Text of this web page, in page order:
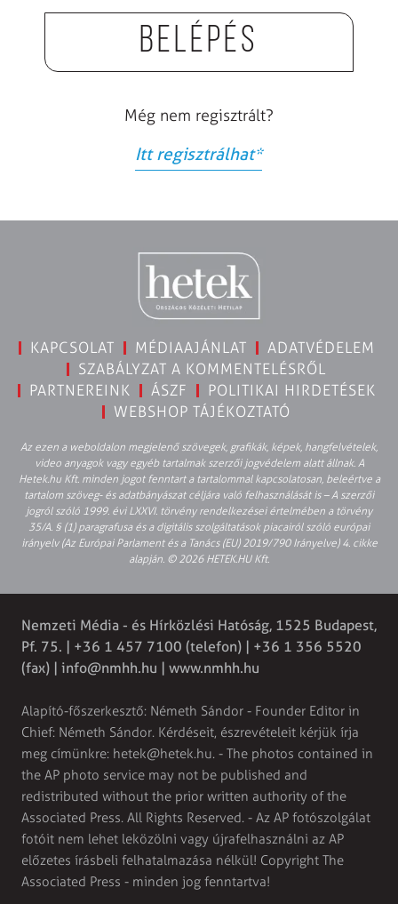
Belépés
Még nem regisztrált?
Itt regisztrálhat*
KAPCSOLAT MÉDIAAJÁNLAT
ADATVÉDELEM
SZABÁLYZAT A KOMMENTELÉSRŐL
PARTNEREINK
ÁSZF
POLITIKAI HIRDETÉSEK
WEBSHOP TÁJÉKOZTATÓ
Az ezen a weboldalon megjelenő szövegek, grafikák, képek, hangfelvételek,
video anyagok vagy egyéb tartalmak szerzői jogvédelem alatt állnak. A
Hetek.hu Kft. minden jogot fenntart a tartalommal kapcsolatosan, beleértve a
tartalom szöveg- és adatbányászat céljára való felhasználását is – A szerzői
jogról szóló 1999. évi LXXVI. törvény rendelkezései értelmében a törvény
35/A. § (1) paragrafusa és a digitális szolgáltatások piacairól szóló európai
irányelv (Az Európai Parlament és a Tanács (EU) 2019/790 Irányelve) 4. cikke
alapján. © 2026 HETEK.HU Kft.
Nemzeti Média - és Hírközlési Hatóság, 1525 Budapest,
Pf. 75. | +36 1 457 7100 (telefon) | +36 1 356 5520
(fax) | info@nmhh.hu | www.nmhh.hu
Alapító-főszerkesztő: Németh Sándor - Founder Editor in
Chief: Németh Sándor. Kérdéseit, észrevételeit kérjük írja
meg címünkre: hetek@hetek.hu. - The photos contained in
the AP photo service may not be published and
redistributed without the prior written authority of the
Associated Press. All Rights Reserved. - Az AP fotószolgálat
fotóit nem lehet leközölni vagy újrafelhasználni az AP
előzetes írásbeli felhatalmazása nélkül! Copyright The
Associated Press - minden jog fenntartva!